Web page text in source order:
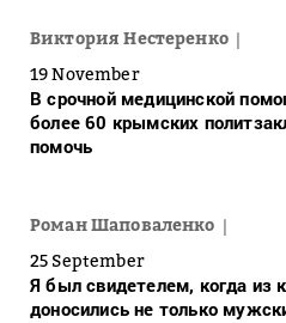
Виктория Нестеренко
19 November
В срочной медицинской
более 60 крымских
помочь
Роман Шаповаленко
25 September
Я был свидетелем, когда из
доносились не только